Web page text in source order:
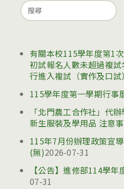
Search
for:
有關本校115學年度第1
初試報名人數未超過複
行進入複試（實作及口試
115學年度第一學期行事
「北門農工合作社」代
新生服裝及學用品 注意
115年7月份辦理政策宣
(無)2026-07-31
【公告】進修部114學
07-31